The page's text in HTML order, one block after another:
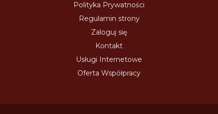
Polityka Prywatności
Regulamin strony
Zaloguj się
Kontakt
Usługi Internetowe
Oferta Współpracy